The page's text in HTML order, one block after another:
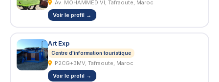
Av. MOHAMMED VI, Tafraoute, Maroc
Voir le profil →
Art Exp
Centre d'information touristique
P2CG+3MV, Tafraoute, Maroc
Voir le profil →